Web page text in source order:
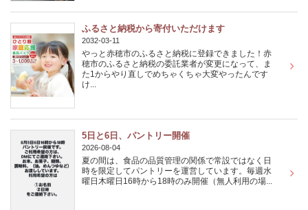
ふるさと納税から寄付いただけます
2032-03-11
やっと赤穂市のふるさと納税に登録できました！赤
穂市のふるさと納税の委託業者が変更になって、ま
た1からやり直しでめちゃくちゃ大変やったんです
け...
5日と6日、パントリー開催
2026-08-04
夏の間は、食品の品質管理の関係で常設ではなく日
時を限定してパントリーを運営しています。毎週水
曜日木曜日16時から18時のみ開催（無人利用の場...